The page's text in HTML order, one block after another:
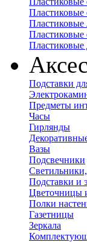
Пластиковые
Пластиковые
Пластиковые
Подставки
Предметы
Часы
Гирлянды
Вазы
Подсвечники
Подставки и
Цветочницы
Полки
Газетницы
Зеркала